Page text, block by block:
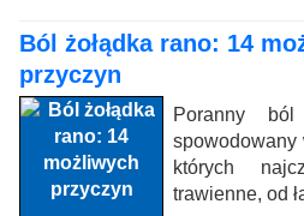
Ból żołądka rano: 14
przyczyn
Poranny
spowodowany
których
trawienne, od